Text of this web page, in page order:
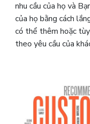
nhu cầu của họ và
của họ bằng cách
có thể thêm hoặc
theo yêu cầu của